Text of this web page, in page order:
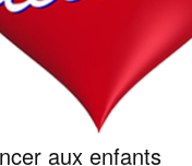
aux enfants